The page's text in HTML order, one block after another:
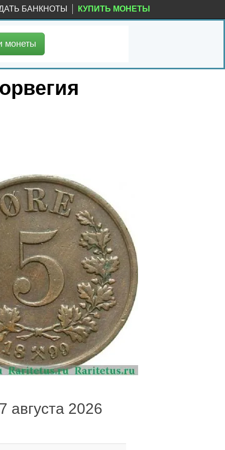
БАНКНОТЫ КУПИТЬ МОНЕТЫ
монеты
августа 2026